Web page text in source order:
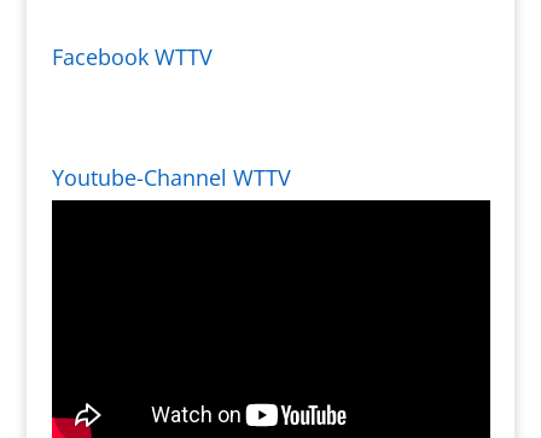
Facebook WTTV
Youtube-Channel WTTV